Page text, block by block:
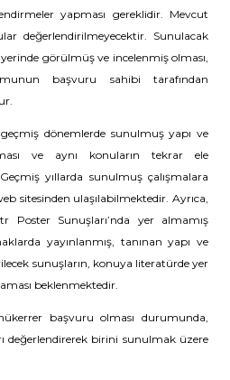
yapması gereklidir. Mevcut
değerlendirilmeyecektir. Sunulacak
görülmüş ve incelenmiş olması,
başvuru sahibi tarafından
dönemlerde sunulmuş yapı ve
ve aynı konuların tekrar ele
yıllarda sunulmuş çalışmalara
sitesinden ulaşılabilmektedir. Ayrıca,
Poster Sunuşları’nda yer almamış
yayınlanmış, tanınan yapı ve
sunuşların, konuya literatürde yer
beklenmektedir.
başvuru olması durumunda,
değerlendirerek birini sunulmak üzere